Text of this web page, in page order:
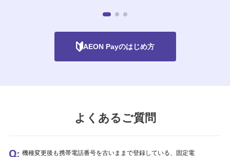
AEON Payのはじめ方
よくあるご質問
機種変更後も携帯電話番号を古いままで登録している、固定電